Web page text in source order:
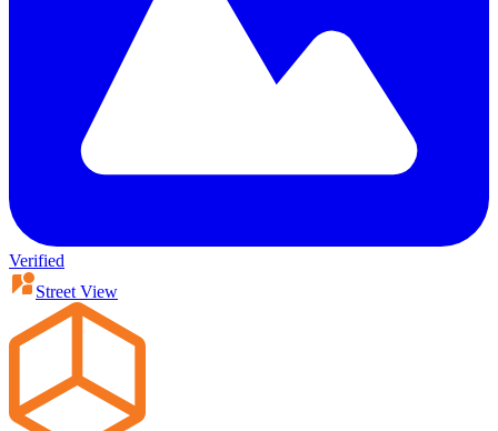
Verified
Street View